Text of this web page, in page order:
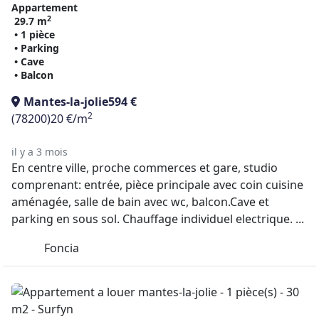
Appartement
29.7 m2
• 1 pièce
• Parking
• Cave
• Balcon
Mantes-la-jolie594 €
(78200)20 €/m2
il y a 3 mois
En centre ville, proche commerces et gare, studio
comprenant: entrée, pièce principale avec coin cuisine
aménagée, salle de bain avec wc, balcon.Cave et
parking en sous sol. Chauffage individuel electrique. ...
Foncia